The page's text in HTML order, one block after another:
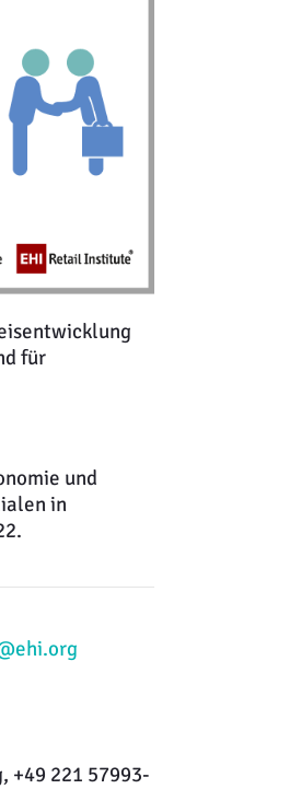
für
und
in
+49 221 57993-